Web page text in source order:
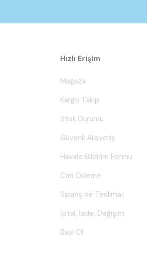
Hızlı Erişim
Mağaza
Kargo Takip
Stok Durumu
Güvenli Alışveriş
Havale Bildirim Formu
Cari Ödeme
Sipariş ve Teslimat
İptal, İade, Değişim
Bayi Ol